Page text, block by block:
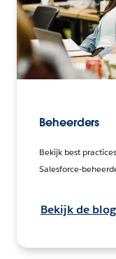
Beheerders
Bekijk best
Salesforce-
Bekijk de